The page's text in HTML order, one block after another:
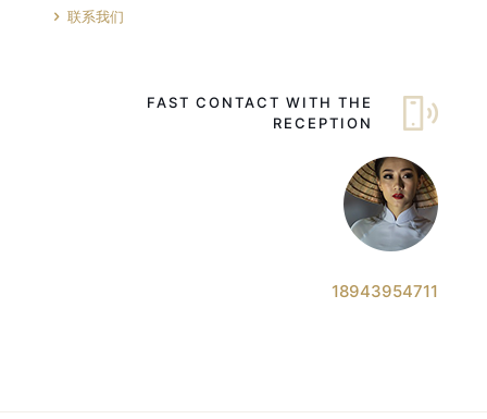
联系我们
FAST CONTACT WITH THE
RECEPTION
18943954711